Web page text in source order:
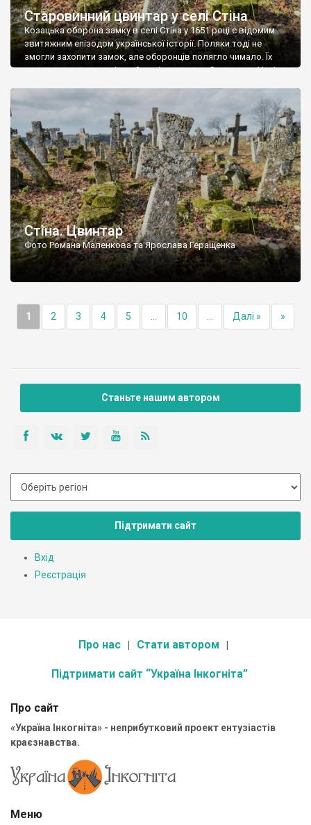
Старовинний цвинтар у селі Стіна
Козацька оборона замку в селі Стіна у 1651 році є відомим
звитяжним епізодом української історії. Поляки тоді не
змогли захопити замок, але оборонців полягло чимало. Їх
поховали на цвинтарі, який тоді називався Замковим. Нині на
ньому чимало хрестів 19 століття, є такі, де епітафії стер […]
Стіна. Цвинтар
Фото Романа Маленкова та Ярослава Геращенка
1 2 3 4 5 10 Далі » »
Станьте нашим автором
Підтримати сайт
Вхід
Реєстрація
Про нас Стати автором
Підтримати сайт “Україна Інкогніта”
Про сайт
«Україна Інкогніта» - неприбутковий проект ентузіастів
краєзнавства.
Меню